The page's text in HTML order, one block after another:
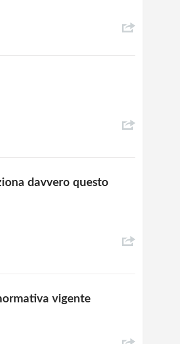
davvero questo
vigente